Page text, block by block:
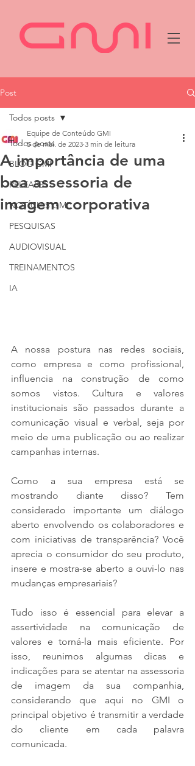
Post
Todos posts
BLOG GMI
RELEASES
NOTÍCIAS GMI
PESQUISAS
AUDIOVISUAL
TREINAMENTOS
IA
Todos posts
A importância de uma
boa assessoria de
imagem corporativa
Equipe de Conteúdo GMI
5 de mai. de 2023 3 min de leitura
A nossa postura nas redes sociais,
como empresa e como profissional,
influencia na construção de como
somos vistos. Cultura e valores
institucionais são passados durante a
comunicação visual e verbal, seja por
meio de uma publicação ou ao realizar
campanhas internas.
Como a sua empresa está se
mostrando diante disso? Tem
considerado importante um diálogo
aberto envolvendo os colaboradores e
com iniciativas de transparência? Você
aprecia o consumidor do seu produto,
insere e mostra-se aberto a ouvi-lo nas
mudanças empresariais?
Tudo isso é essencial para elevar a
assertividade na comunicação de
valores e torná-la mais eficiente. Por
isso, reunimos algumas dicas e
indicações para se atentar na assessoria
de imagem da sua companhia,
considerando que aqui no GMI o
principal objetivo é transmitir a verdade
do cliente em cada palavra
comunicada.